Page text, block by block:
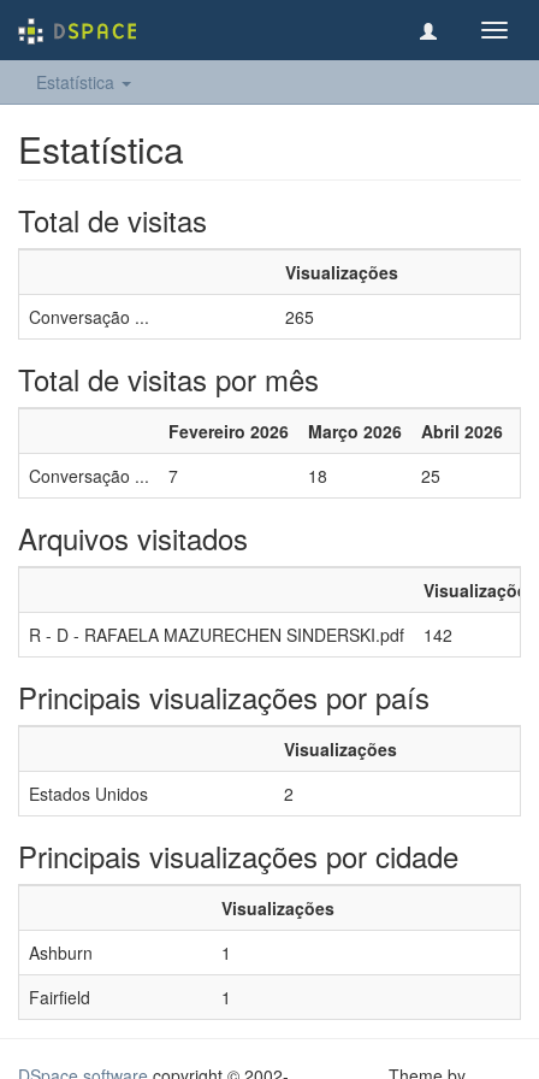
Estatística
Estatística
Total de visitas
Visualizações
Conversação ...
265
Total de visitas por mês
Fevereiro 2026 Março 2026 Abril 2026
Conversação ...
7 18 25
Arquivos visitados
Visualizações
R - D - RAFAELA MAZURECHEN SINDERSKI.pdf
142
Principais visualizações por país
Visualizações
Estados Unidos
2
Principais visualizações por cidade
Visualizações
Ashburn
1
Fairfield
1